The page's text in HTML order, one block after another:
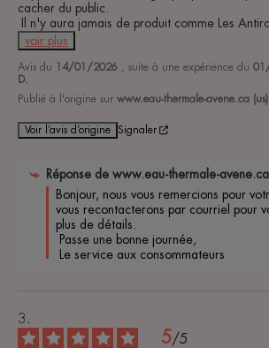
cacher du public.
Il n'y aura jamais de produit comme Les
voir plus
Avis du 14/01/2026 , suite à une expérience du
D.
Publié à l'origine sur www.eau-thermale-avene.ca (us)
Voir l’avis d’origine Signaler
Réponse de www.eau-thermale-avene.ca
Bonjour, nous vous remercions pour
vous recontacterons par courriel pour
plus de détails.
Le service aux consommateurs
5/5